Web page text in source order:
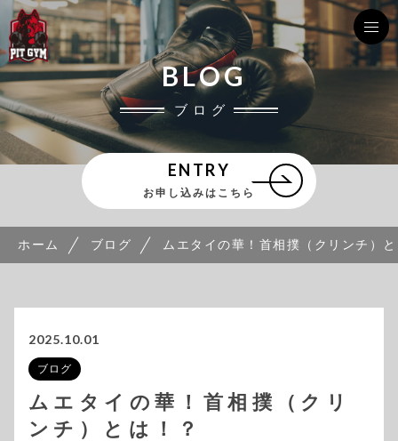
BLOG
ブログ
ENTRY
お申し込みはこちら
ホーム ブログ ムエタイの華！首相撲（クリンチ）
2025.10.01
ブログ
ムエタイの華！首相撲（クリ
ンチ）とは！？